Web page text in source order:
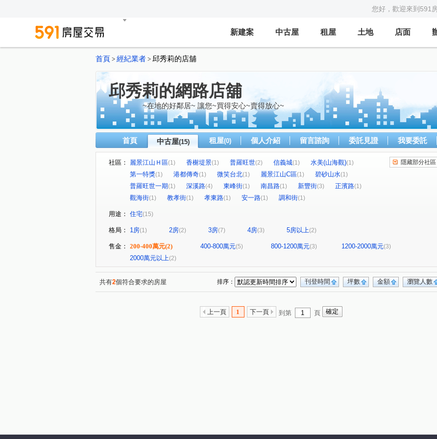
您好，歡迎來到591
新建案 中古屋 租屋 土地 店面
首頁 > 經紀業者 > 邱秀莉的店舖
邱秀莉的網路店舖
~在地的好鄰居~ 讓您~買得安心~賣得放心~
首頁 中古屋(15) 租屋(0) 個人介紹 留言諮詢 委託見證 我要委託
社區： 麗景江山Ｈ區(1) 香榭堤景(1) 普羅旺世(2) 信義城(1) 水美(山海觀)(1)
第一特獎(1) 港都傳奇(1) 微笑台北(1) 麗景江山C區(1) 碧砂山水(1)
普羅旺世一期(1) 深溪路(4) 東峰街(1) 南昌路(1) 新豐街(3) 正濱路(1)
觀海街(1) 教孝街(1) 孝東路(1) 安一路(1) 調和街(1)
隱藏部分社區
用途： 住宅(15)
格局： 1房(1) 2房(2) 3房(7) 4房(3) 5房以上(2)
售金： 200-400萬元(2) 400-800萬元(5) 800-1200萬元(3) 1200-2000萬元(3)
2000萬元以上(2)
共有2個符合要求的房屋 瀏覽人數
金額
坪數
刊登時間
排序：
上一頁 1 下一頁 到第 頁